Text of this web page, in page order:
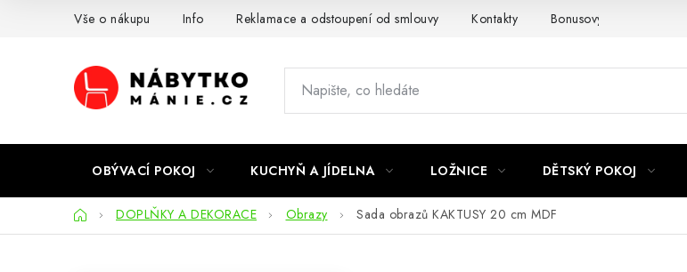
Vše o nákupu Info Reklamace a odstoupení od smlouvy Kontakty Bonusový program NBM+
OBÝVACÍ POKOJ KUCHYŇ A JÍDELNA LOŽNICE DĚTSKÝ POKOJ
DomůDOPLŇKY A DEKORACE Obrazy Sada obrazů KAKTUSY 20 cm MDF